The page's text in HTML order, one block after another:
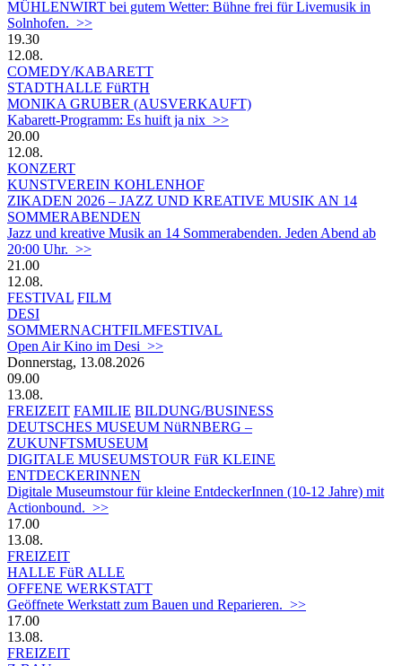
MÜHLENWIRT bei gutem Wetter: Bühne frei für Livemusik in
Solnhofen. >>
19.30
12.08.
COMEDY/KABARETT
STADTHALLE FüRTH
MONIKA GRUBER (AUSVERKAUFT)
Kabarett-Programm: Es huift ja nix >>
20.00
12.08.
KONZERT
KUNSTVEREIN KOHLENHOF
ZIKADEN 2026 – JAZZ UND KREATIVE MUSIK AN 14
SOMMERABENDEN
Jazz und kreative Musik an 14 Sommerabenden. Jeden Abend ab
20:00 Uhr. >>
21.00
12.08.
FESTIVAL FILM
DESI
SOMMERNACHTFILMFESTIVAL
Open Air Kino im Desi >>
Donnerstag, 13.08.2026
09.00
13.08.
FREIZEIT FAMILIE BILDUNG/BUSINESS
DEUTSCHES MUSEUM NüRNBERG –
ZUKUNFTSMUSEUM
DIGITALE MUSEUMSTOUR FüR KLEINE
ENTDECKERINNEN
Digitale Museumstour für kleine EntdeckerInnen (10-12 Jahre) mit
Actionbound. >>
17.00
13.08.
FREIZEIT
HALLE FüR ALLE
OFFENE WERKSTATT
Geöffnete Werkstatt zum Bauen und Reparieren. >>
17.00
13.08.
FREIZEIT